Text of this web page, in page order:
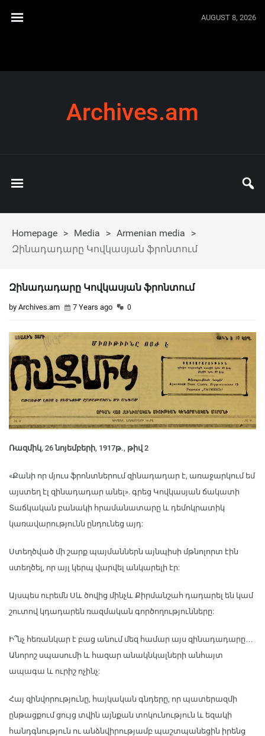
AUGUST 8, 2026
Archives.am
Homepage > Media > Armenian media
>
Զինադադարը Կովկասյան ֆրոնտում
Զինադադարը Կովկասյան ֆրոնտում
by Archives.am 7 Years ago 0
Ռազմիկ, 26 նոյեմբերի, 1917թ., թիվ 2
«Քանի որ մյուս ֆրոնտներում զինադադար է, առաջարկում եմ
այստեղ էլ զինադադար անել». գրեց Կովկասյան ճակատի
Տաճկական բանակի հրամանատարը և դեմոկրատիկ
կառավարությունն ընդունեց այդ:
Ստեղծված մի շարք պայմաններն այնպիսի մթնոլորտ էին
ստեղծել, որ այլ կերպ վարվել անկարելի էր:
Այսպես ուրեմն Սև ծովից մինչև Քիրմանշահ դադարել են կամ
շուտով կդադարեն ռազմական գործողությունները:
Ի՞նչ հեռանկար է բաց անում մեզ համար այս զինադադարը…
Անորոշ սպասումի և հազար անակնկալների անհայտ
ապագա և ուրիշ ոչինչ:
Հայ զինվորությունը, հայկական գնդերը, որ պատերազմի
ընթացքում ցույց տվին այնքան տոկունություն և եզակի
հանդգնություն ու անձնվիրությամբ պաշտպանեցին իրենց